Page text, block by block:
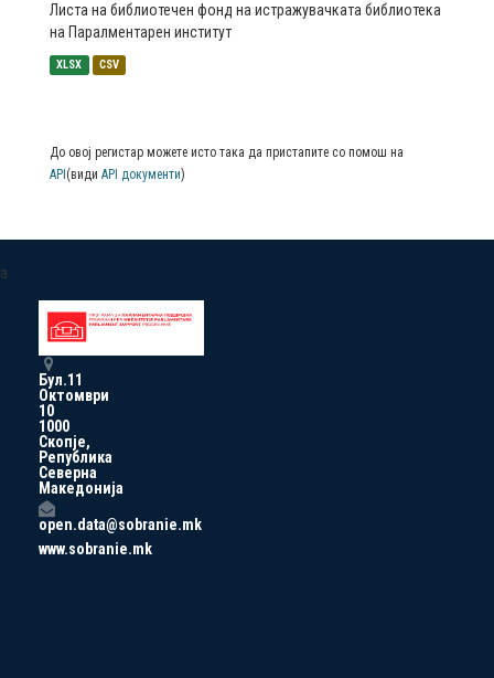
Листа на библиотечен фонд на истражувачката библиотека
на Паралментарен институт
XLSX CSV
До овој регистар можете исто така да пристапите со помош на
API (види API документи)
a
Бул.11
Октомври
10
1000
Скопје,
Република
Северна
Македонија
open.data@sobranie.mk
www.sobranie.mk